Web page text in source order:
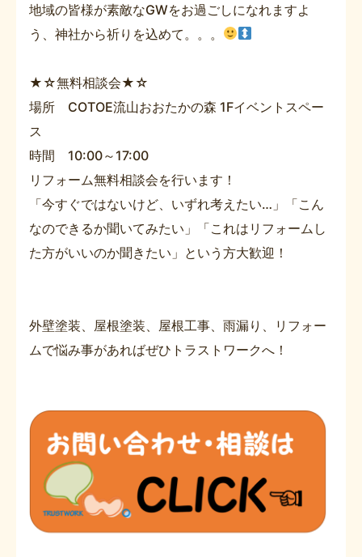
地域の皆様が素敵なGWをお過ごしになれますよ
う、神社から祈りを込めて。。。
★☆無料相談会★☆
場所 COTOE流山おおたかの森 1Fイベントスペー
ス
時間 10:00～17:00
リフォーム無料相談会を行います！
「今すぐではないけど、いずれ考えたい…」「こん
なのできるか聞いてみたい」「これはリフォームし
た方がいいのか聞きたい」という方大歓迎！
外壁塗装、屋根塗装、屋根工事、雨漏り、リフォー
ムで悩み事があればぜひトラストワークへ！